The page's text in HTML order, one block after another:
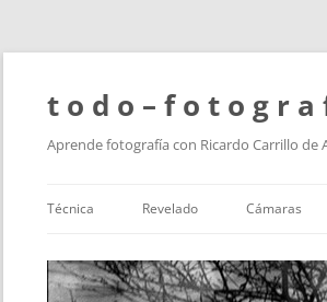
t o d o – f o t o g r a
Aprende fotografía con Ricardo Carrillo de
Técnica Revelado Cámaras